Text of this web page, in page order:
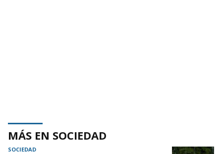
MÁS EN SOCIEDAD
SOCIEDAD